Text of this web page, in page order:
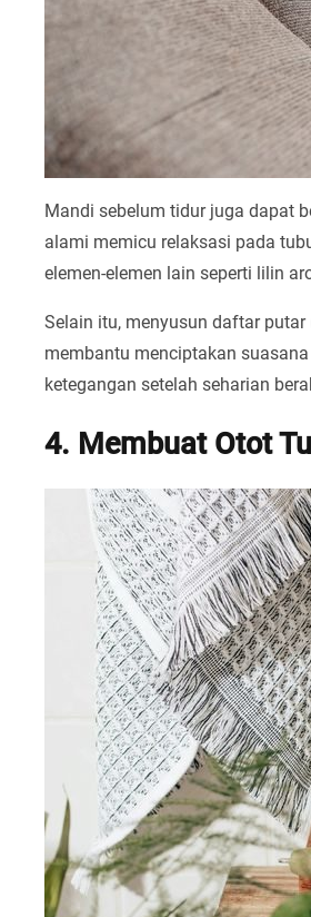
Mandi sebelum tidur juga dapat
alami memicu relaksasi pada
elemen-elemen lain seperti lilin
Selain itu, menyusun daftar
membantu menciptakan
ketegangan setelah seharian
4. Membuat Otot